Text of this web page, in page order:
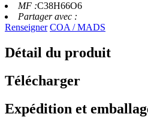
MF :C38H66O6
Partager avec :
Renseigner COA / MADS
Détail du produit
Télécharger
Expédition et